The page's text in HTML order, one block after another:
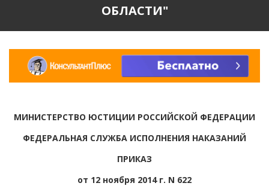
ОБЛАСТИ"
МИНИСТЕРСТВО ЮСТИЦИИ РОССИЙСКОЙ ФЕДЕРАЦИИ
ФЕДЕРАЛЬНАЯ СЛУЖБА ИСПОЛНЕНИЯ НАКАЗАНИЙ
ПРИКАЗ
от 12 ноября 2014 г. N 622